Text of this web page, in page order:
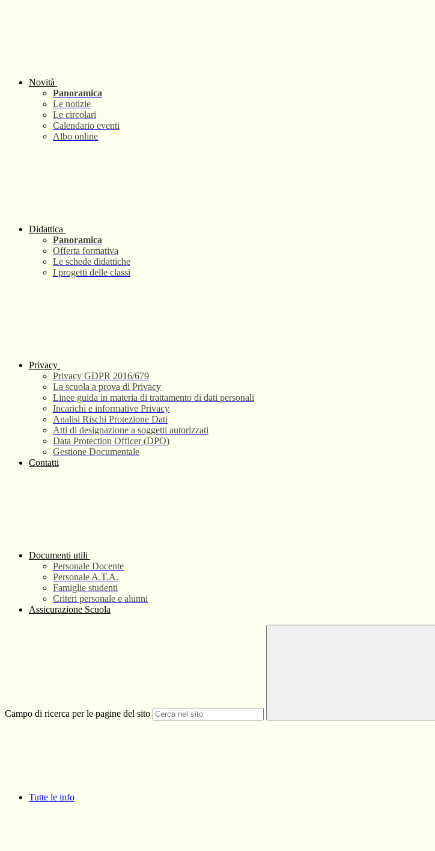
Novità
Panoramica
Le notizie
Le circolari
Calendario eventi
Albo online
Didattica
Panoramica
Offerta formativa
Le schede didattiche
I progetti delle classi
Privacy
Privacy GDPR 2016/679
La scuola a prova di Privacy
Linee guida in materia di trattamento di dati personali
Incarichi e informative Privacy
Analisi Rischi Protezione Dati
Atti di designazione a soggetti autorizzati
Data Protection Officer (DPO)
Gestione Documentale
Contatti
Documenti utili
Personale Docente
Personale A.T.A.
Famiglie studenti
Criteri personale e alunni
Assicurazione Scuola
Campo di ricerca per le pagine del sito
Tutte le info